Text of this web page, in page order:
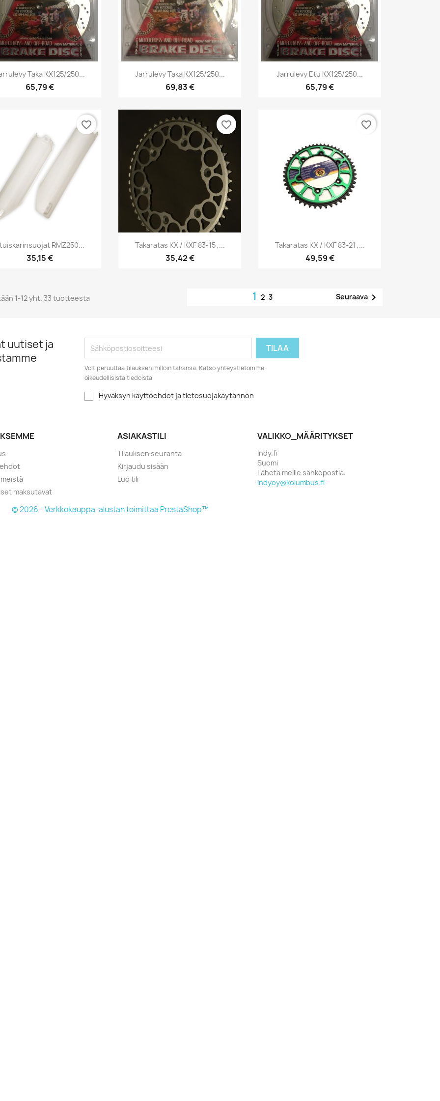
Pikakatselu
Taka KX125/250...
65,79 €
Pikakatselu
Jarrulevy Taka KX125/250...
69,83 €
Pikakatselu
Jarrulevy Etu KX125/250...
65,79 €
Pikakatselu
RMZ250...
35,15 €
favorite_border
Pikakatselu
Takaratas KX / KXF 83-15 ,...
35,42 €
favorite_border
Pikakatselu
Takaratas KX / KXF 83-21 ,...
49,59 €
favorite_border
1-12 yht. 33 tuotteesta 123 Seuraava
uutiset ja
Voit peruuttaa tilauksen milloin tahansa. Katso yhteystietomme
oikeudellisista tiedoista.
Hyväksyn käyttöehdot ja tietosuojakäytännön
maksutavat
ASIAKASTILI
Tilauksen seuranta
Kirjaudu sisään
Luo tili
VALIKKO_MÄÄRITYKSET
Indy.fi
Suomi
Lähetä meille sähköpostia:
indyoy@kolumbus.fi
© 2026 - Verkkokauppa-alustan toimittaa PrestaShop™